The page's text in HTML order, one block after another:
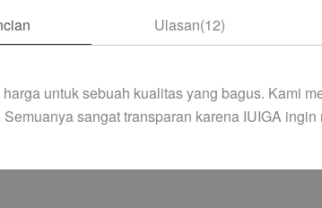
Ulasan(12)
untuk sebuah kualitas yang bagus. Kami
sangat transparan karena IUIGA